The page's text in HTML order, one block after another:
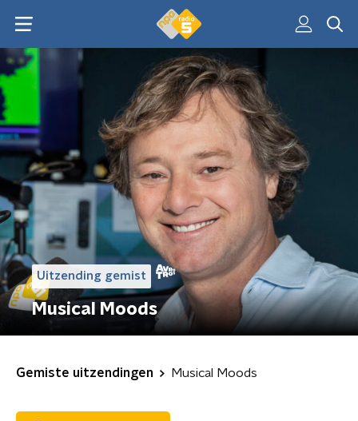
Uitzending gemist
Musical Moods
Gemiste uitzendingen Musical Moods